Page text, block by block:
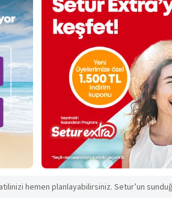
hemen planlayabilirsiniz. Setur’un